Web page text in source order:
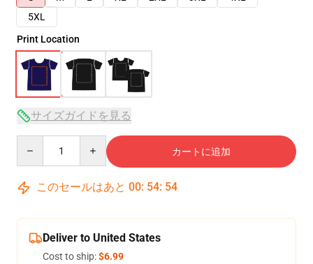
5XL
Print Location
サイズガイドを見る
カートに追加
このセールはあと 00: 54: 53
Deliver to United States
Cost to ship:$6.99